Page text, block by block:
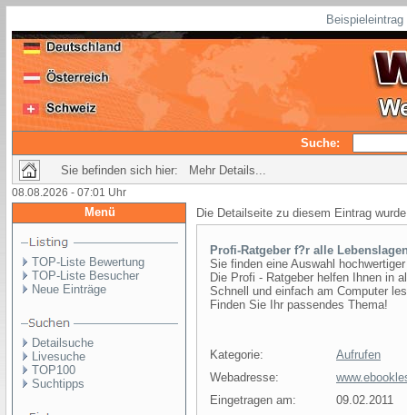
Suche:
Sie befinden sich hier: Mehr Details...
08.08.2026 - 07:01 Uhr
Menü
TOP-Liste Bewertung
TOP-Liste Besucher
Neue Einträge
Detailsuche
Livesuche
TOP100
Suchtipps
Die Detailseite zu diesem Eintrag
Profi-Ratgeber f?r alle
Sie finden eine Auswahl
Die Profi - Ratgeber helfen Ihnen in
Schnell und einfach am Computer
Finden Sie Ihr passendes Thema!
Kategorie:
Aufrufen
Webadresse:
Eingetragen am:
09.02.2011